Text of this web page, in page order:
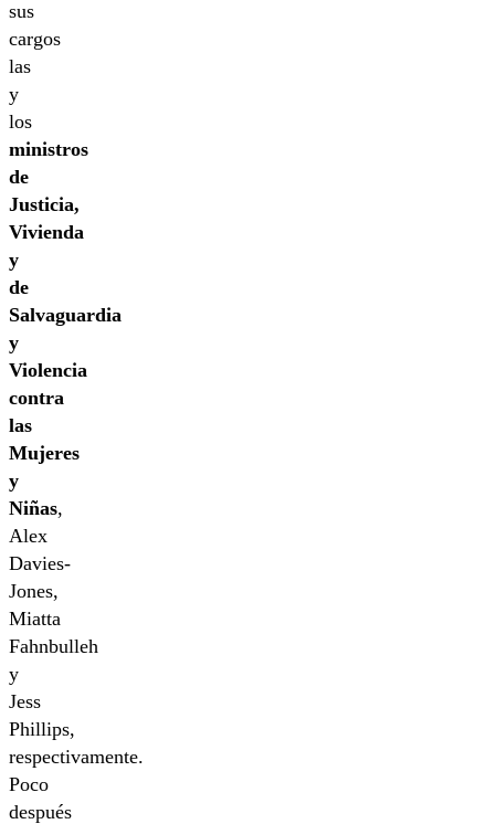
sus
cargos
las
y
los
ministros
de
Justicia,
Vivienda
y
de
Salvaguardia
y
Violencia
contra
las
Mujeres
y
Niñas,
Alex
Davies-
Jones,
Miatta
Fahnbulleh
y
Jess
Phillips,
respectivamente.
Poco
después